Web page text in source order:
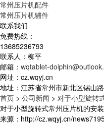
常州压片机配件
常州压片机辅件
联系我们
免费热线：
13685236793
联系人：柳平
邮箱： wqtablet-
网址：cz.wqyj.cn
地址：江苏省常州市新北区锡山
首页 > 公司新闻 > 对于小型旋转
对于小型旋转式常州压片机的安
来源：http://cz.wqyj.cn/